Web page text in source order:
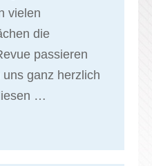
vielen
die
passieren
ganz herzlich
…